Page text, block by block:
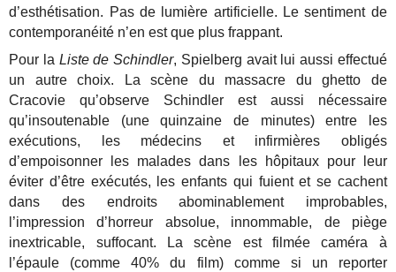
d’esthétisation. Pas de lumière artificielle. Le sentiment de
contemporanéité n’en est que plus frappant.
Pour la Liste de Schindler, Spielberg avait lui aussi effectué
un autre choix. La scène du massacre du ghetto de
Cracovie qu’observe Schindler est aussi nécessaire
qu’insoutenable (une quinzaine de minutes) entre les
exécutions, les médecins et infirmières obligés
d’empoisonner les malades dans les hôpitaux pour leur
éviter d’être exécutés, les enfants qui fuient et se cachent
dans des endroits abominablement improbables,
l’impression d’horreur absolue, innommable, de piège
inextricable, suffocant. La scène est filmée caméra à
l’épaule (comme 40% du film) comme si un reporter